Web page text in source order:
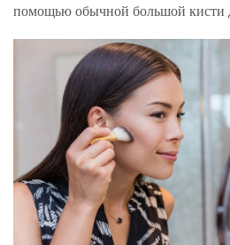
помощью обычной большой кисти